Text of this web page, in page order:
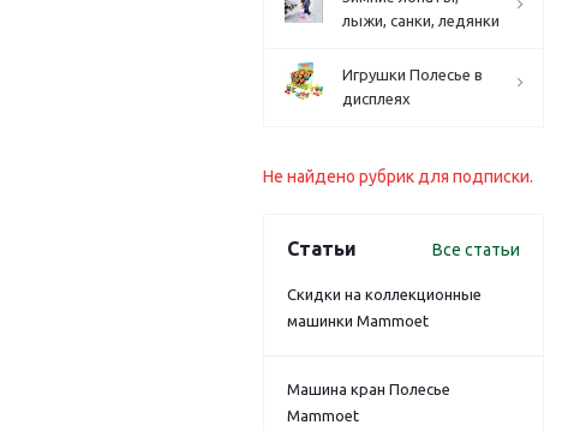
лыжи, санки, ледянки
Игрушки Полесье в
дисплеях
Не найдено рубрик для подписки.
Статьи Все статьи
Скидки на коллекционные
машинки Mammoet
Машина кран Полесье
Mammoet